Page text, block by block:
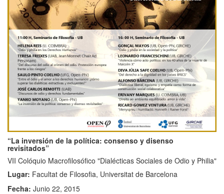
“La inversión de la política: consenso y disenso
revisitados”
VII Colóquio Macrofilosófico "Dialécticas Sociales de Odio y Philia"
Lugar: Facultat de Filosofia, Universitat de Barcelona
Fecha: Junio 22, 2015